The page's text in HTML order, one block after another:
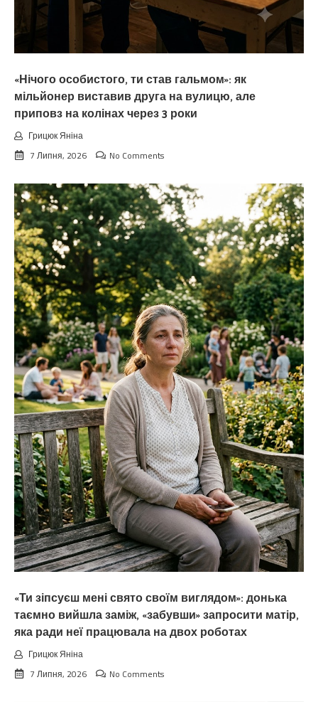
«Нічого особистого, ти став гальмом»: як
мільйонер виставив друга на вулицю, але
приповз на колінах через 3 роки
Грицюк Яніна
7 Липня, 2026
No Comments
«Ти зіпсуєш мені свято своїм виглядом»: донька
таємно вийшла заміж, «забувши» запросити матір,
яка ради неї працювала на двох роботах
Грицюк Яніна
7 Липня, 2026
No Comments